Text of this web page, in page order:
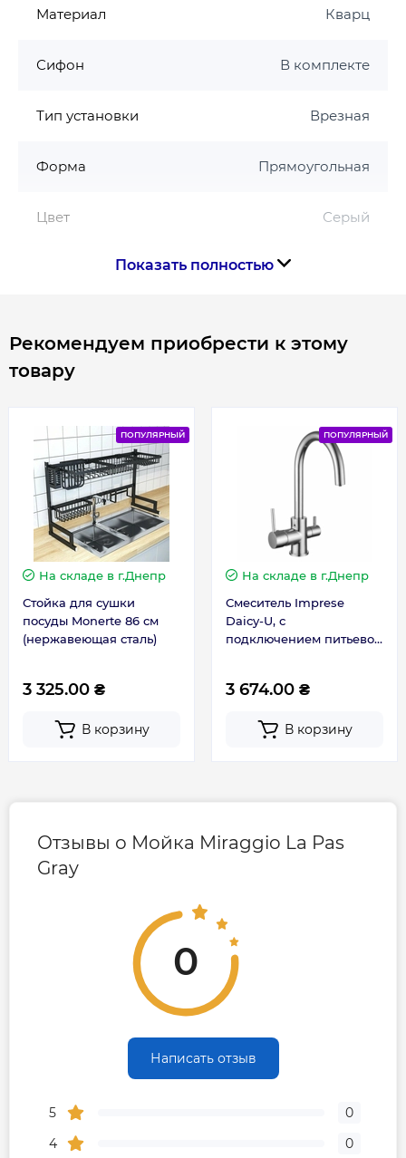
Материал Кварц
Сифон В комплекте
Тип установки Врезная
Форма Прямоугольная
Цвет Серый
Страна производства
Габариты, размеры, вес
Длина, мм
Ширина, мм 489
Гарантия
Гарантия производителя, мес
Показать полностью
Рекомендуем приобрести к этому
товару
ПОПУЛЯРНЫЙ
На складе в г.Днепр
Стойка для сушки
посуды Monerte 86 см
(нержавеющая сталь)
3 325.00 ₴
В корзину
ПОПУЛЯРНЫЙ
На складе в г.Днепр
Смеситель Imprese
Daicy-U, с
подключением питьевой
3 674.00 ₴
В корзину
Отзывы о Мойка Miraggio La Pas
Gray
0
Написать отзыв
5
0
4
0